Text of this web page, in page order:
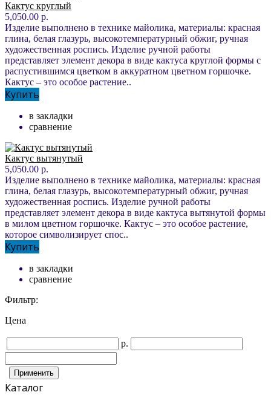
Кактус круглый
5,050.00 р.
Изделие выполнено в технике майолика, материалы: красная
глина, белая глазурь, высокотемпературный обжиг, ручная
художественная роспись. Изделие ручной работы
представляет элемент декора в виде кактуса круглой формы с
распустившимся цветком в аккуратном цветном горшочке.
Кактус – это особое растение..
Купить
в закладки
сравнение
Кактус вытянутый
5,050.00 р.
Изделие выполнено в технике майолика, материалы: красная
глина, белая глазурь, высокотемпературный обжиг, ручная
художественная роспись. Изделие ручной работы
представляет элемент декора в виде кактуса вытянутой формы
в милом цветном горшочке. Кактус – это особое растение,
которое символизирует спос..
Купить
в закладки
сравнение
Фильтр:
Цена
р.
Каталог